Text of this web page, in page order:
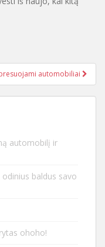
automobiliai
automobilį ir
baldus savo
ohoho!